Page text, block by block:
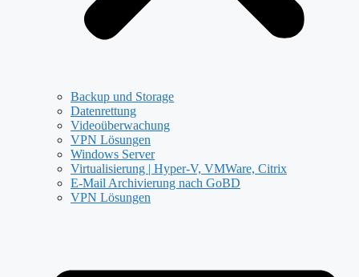
Backup und Storage
Datenrettung
Videoüberwachung
VPN Lösungen
Windows Server
Virtualisierung | Hyper-V, VMWare, Citrix
E-Mail Archivierung nach GoBD
VPN Lösungen